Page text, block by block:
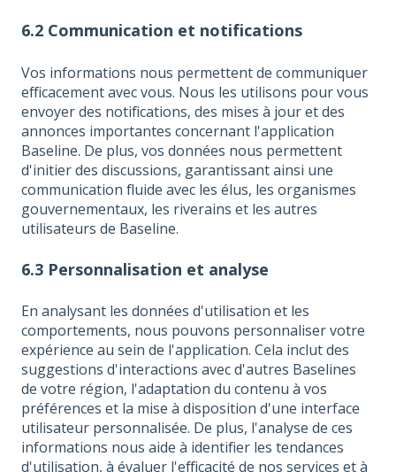
6.2 Communication et notifications
Vos informations nous permettent de communiquer
efficacement avec vous. Nous les utilisons pour vous
envoyer des notifications, des mises à jour et des
annonces importantes concernant l'application
Baseline. De plus, vos données nous permettent
d'initier des discussions, garantissant ainsi une
communication fluide avec les élus, les organismes
gouvernementaux, les riverains et les autres
utilisateurs de Baseline.
6.3 Personnalisation et analyse
En analysant les données d'utilisation et les
comportements, nous pouvons personnaliser votre
expérience au sein de l'application. Cela inclut des
suggestions d'interactions avec d'autres Baselines
de votre région, l'adaptation du contenu à vos
préférences et la mise à disposition d'une interface
utilisateur personnalisée. De plus, l'analyse de ces
informations nous aide à identifier les tendances
d'utilisation, à évaluer l'efficacité de nos services et à